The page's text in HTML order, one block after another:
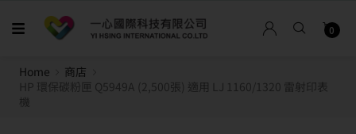
0
Home
商店
HP 環保碳粉匣 Q5949A (2,500張) 適用 LJ 1160/1320 雷射印表
機